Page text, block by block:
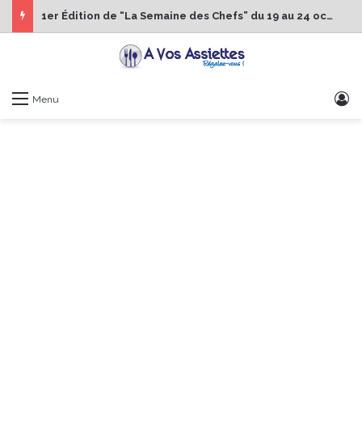
1er Édition de “La Semaine des Chefs” du 19 au 24 octobre 2026
Menu